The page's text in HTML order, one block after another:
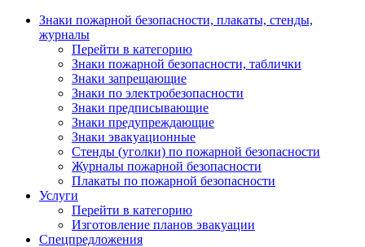
Знаки пожарной безопасности, плакаты, стенды,
журналы
Перейти в категорию
Знаки пожарной безопасности, таблички
Знаки запрещающие
Знаки по электробезопасности
Знаки предписывающие
Знаки предупреждающие
Знаки эвакуационные
Стенды (уголки) по пожарной безопасности
Журналы пожарной безопасности
Плакаты по пожарной безопасности
Услуги
Перейти в категорию
Изготовление планов эвакуации
Спецпредложения